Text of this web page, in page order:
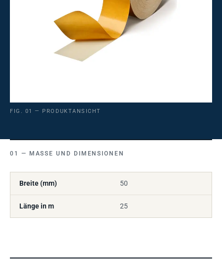
FIG. 01 — PRODUKTANSICHT
MASSE UND DIMENSIONEN
Breite (mm) 50
Länge in m 25